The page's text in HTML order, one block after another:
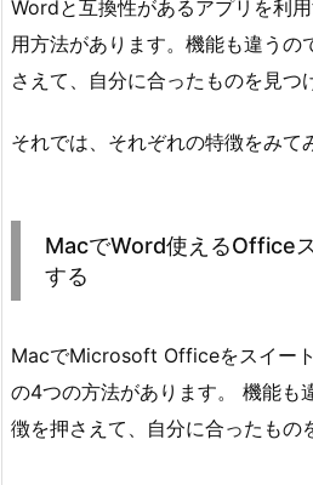
Wordと互換性があるアプリを利
用方法があります。機能も違うの
さえて、自分に合ったものを見つ
それでは、それぞれの特徴をみて
MacでWord使えるOffice
する
MacでMicrosoft Officeをスイー
の4つの方法があります。 機能も
徴を押さえて、自分に合ったもの